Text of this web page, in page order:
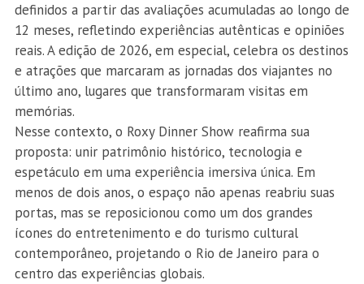
definidos a partir das avaliações acumuladas ao longo de
12 meses, refletindo experiências autênticas e opiniões
reais. A edição de 2026, em especial, celebra os destinos
e atrações que marcaram as jornadas dos viajantes no
último ano, lugares que transformaram visitas em
memórias.
Nesse contexto, o Roxy Dinner Show reafirma sua
proposta: unir patrimônio histórico, tecnologia e
espetáculo em uma experiência imersiva única. Em
menos de dois anos, o espaço não apenas reabriu suas
portas, mas se reposicionou como um dos grandes
ícones do entretenimento e do turismo cultural
contemporâneo, projetando o Rio de Janeiro para o
centro das experiências globais.